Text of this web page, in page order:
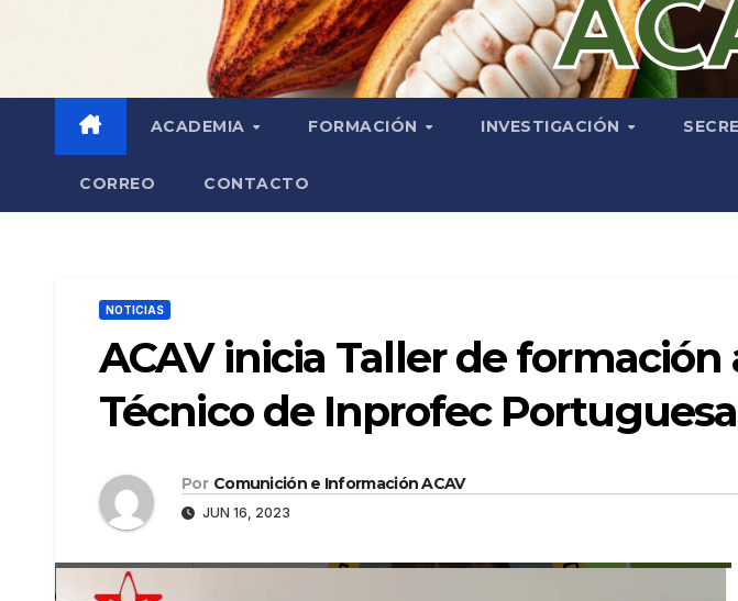
ACADEMIA FORMACIÓN INVESTIGACIÓN
CORREO CONTACTO
NOTICIAS
ACAV inicia Taller de formación
Técnico de Inprofec
Por Comunición e Información ACAV
JUN 16, 2023